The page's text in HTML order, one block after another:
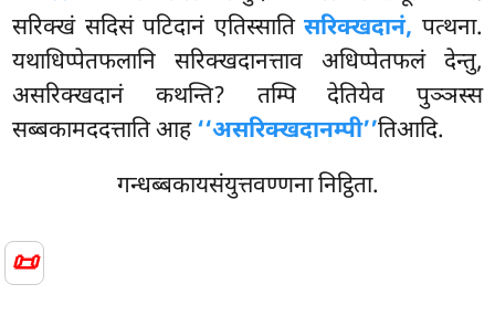
📜
सरिक्खं सदिसं पटिदानं एतिस्सातिसरिक्खदानं, पत्थना.
यथाधिप्पेतफलानि सरिक्खदानत्ताव अधिप्पेतफलं देन्तु,
असरिक्खदानं कथन्ति? तम्पि देतियेव पुञ्ञस्स
सब्बकामददत्ताति आह‘‘असरिक्खदानम्पी’’तिआदि.
गन्धब्बकायसंयुत्तवण्णना निट्ठिता.